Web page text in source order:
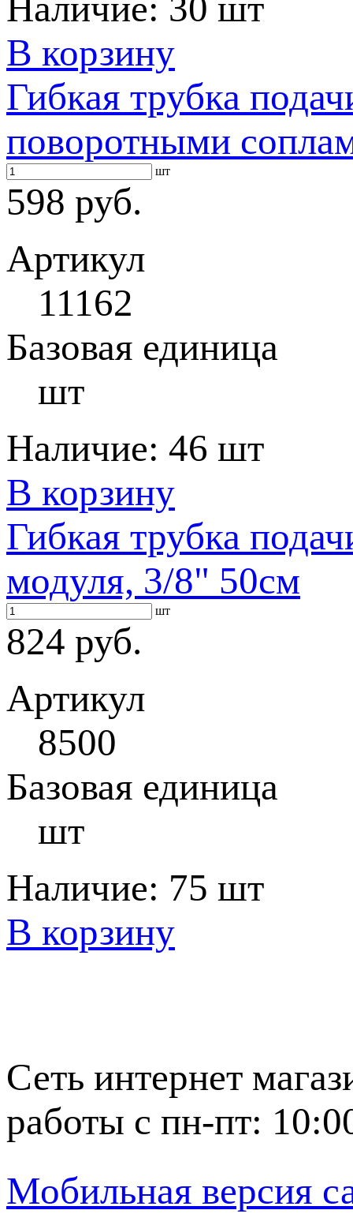
Наличие: 30 шт
В корзину
Гибкая трубка
поворотными
шт
598 руб.
Артикул
11162
Базовая единица
шт
Наличие: 46 шт
В корзину
Гибкая трубка
модуля, 3/8" 50см
шт
824 руб.
Артикул
8500
Базовая единица
шт
Наличие: 75 шт
В корзину
Сеть интернет
работы с пн-пт:
Мобильная версия